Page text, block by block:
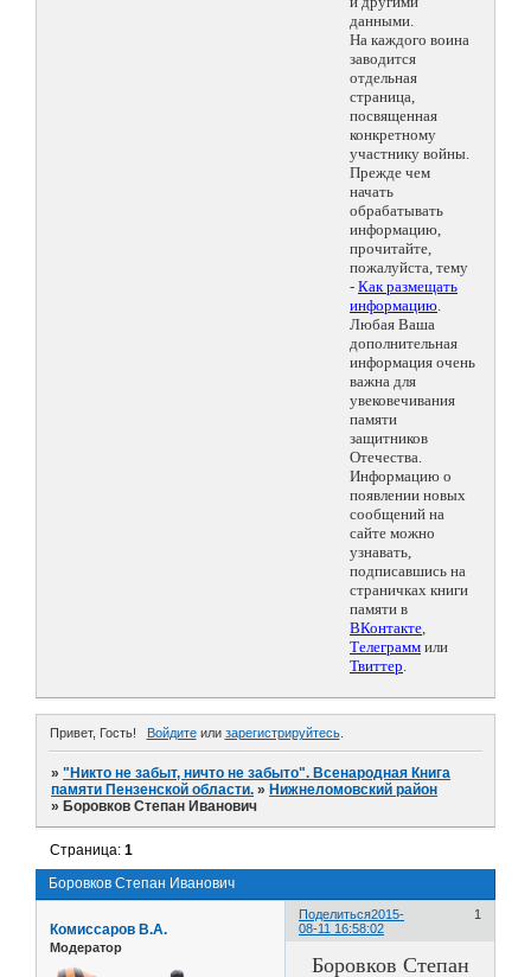
данными.
На каждого воина
заводится
отдельная
страница,
посвященная
конкретному
участнику войны.
Прежде чем
начать
обрабатывать
информацию,
прочитайте,
пожалуйста, тему
- Как размещать
информацию.
Любая Ваша
дополнительная
информация очень
важна для
увековечивания
памяти
защитников
Отечества.
Информацию о
появлении новых
сообщений на
сайте можно
узнавать,
подписавшись на
страничках книги
памяти в
ВКонтакте,
Телеграмм или
Твиттер.
Привет, Гость! Войдитеили зарегистрируйтесь.
»"Никто не забыт, ничто не забыто". Всенародная Книга
памяти Пензенской области. » Нижнеломовский район
» Боровков Степан Иванович
Боровков Степан Иванович
Страница:1
Поделиться 1
2015-
08-11 16:58:02
Комиссаров В.А.
Модератор
Боровков Степан